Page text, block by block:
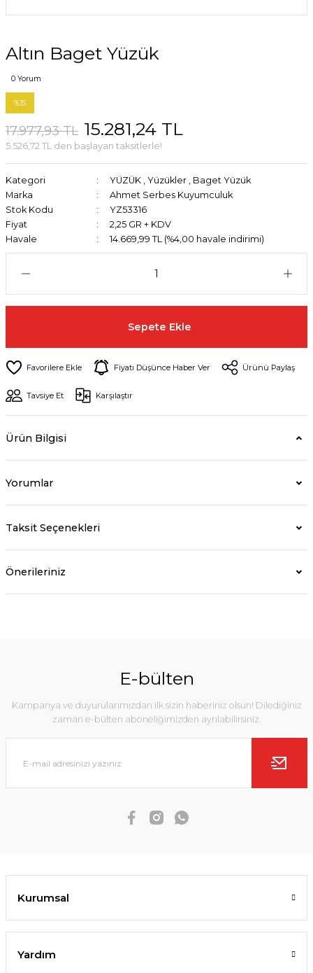
Altın Baget Yüzük
0 Yorum
%15
17.977,93 TL 15.281,24 TL
5.526,72 TL den başlayan taksitlerle!
Kategori YÜZÜK , Yüzükler , Baget Yüzük
Marka
Ahmet Serbes Kuyumculuk
Stok Kodu
YZ53316
Fiyat
2,25 GR + KDV
Havale
14.669,99 TL (%4,00 havale indirimi)
Sepete Ekle
Fiyatı Düşünce Haber Ver Ürünü Paylaş
Tavsiye Et Karşılaştır
Ürün Bilgisi
Yorumlar
Taksit Seçenekleri
Önerileriniz
E-bülten
Kampanya ve duyurularımızdan ilk sizin haberiniz olsun! Dilediğiniz
zaman e-bülten aboneliğimizden ayrılabilirsiniz.
Kurumsal
Yardım